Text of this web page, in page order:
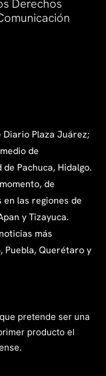
Derechos
Plaza Juárez;
de
Pachuca, Hidalgo.
de
las regiones de
y Tizayuca.
más
Puebla, Querétaro y
pretende ser una
producto el